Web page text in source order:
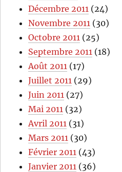
Décembre 2011 (24)
Novembre 2011 (30)
Octobre 2011 (25)
Septembre 2011 (18)
Août 2011 (17)
Juillet 2011 (29)
Juin 2011 (27)
Mai 2011 (32)
Avril 2011 (31)
Mars 2011 (30)
Février 2011 (43)
Janvier 2011 (36)